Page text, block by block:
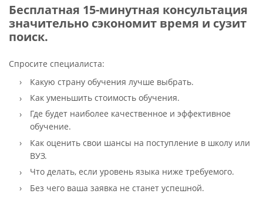
Бесплатная 15-минутная консультация
значительно сэкономит время и сузит
поиск.
Спросите специалиста:
Какую страну обучения лучше выбрать.
Как уменьшить стоимость обучения.
Где будет наиболее качественное и эффективное
обучение.
Как оценить свои шансы на поступление в школу или
ВУЗ.
Что делать, если уровень языка ниже требуемого.
Без чего ваша заявка не станет успешной.